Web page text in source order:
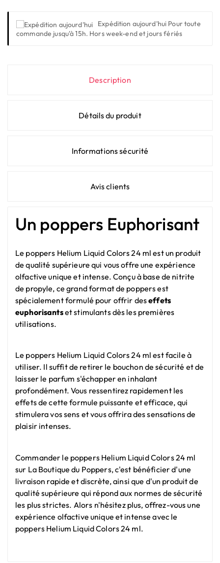
Expédition aujourd'hui Pour toute
commande jusqu'à 15h. Hors week-end et jours fériés
Description
Détails du produit
Informations sécurité
Avis clients
Un poppers Euphorisant
Le poppers Helium Liquid Colors 24 ml est un produit
de qualité supérieure qui vous offre une expérience
olfactive unique et intense. Conçu à base de nitrite
de propyle, ce grand format de poppers est
spécialement formulé pour offrir deseffets
euphorisantset stimulants dès les premières
utilisations.
Le poppers Helium Liquid Colors 24 ml est facile à
utiliser. Il suffit de retirer le bouchon de sécurité et de
laisser le parfum s'échapper en inhalant
profondément. Vous ressentirez rapidement les
effets de cette formule puissante et efficace, qui
stimulera vos sens et vous offrira des sensations de
plaisir intenses.
Commander le poppers Helium Liquid Colors 24 ml
sur La Boutique du Poppers, c'est bénéficier d'une
livraison rapide et discrète, ainsi que d'un produit de
qualité supérieure qui répond aux normes de sécurité
les plus strictes. Alors n'hésitez plus, offrez-vous une
expérience olfactive unique et intense avec le
poppers Helium Liquid Colors 24 ml.